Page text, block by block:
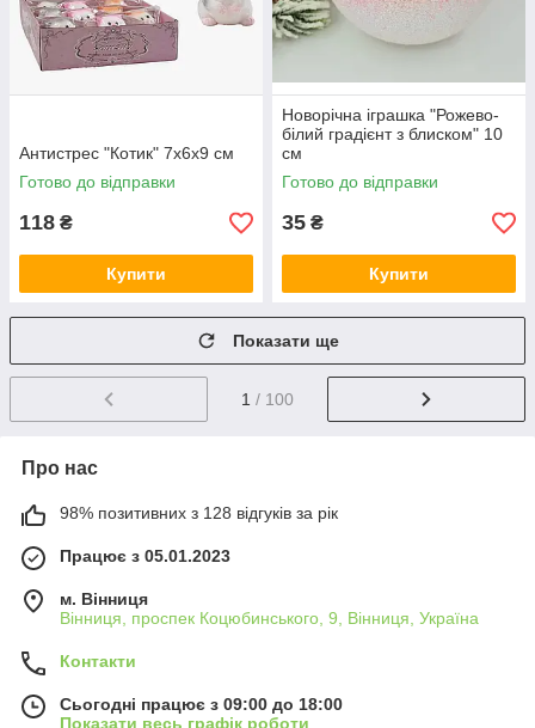
Антистрес "Котик" 7х6х9 см
Готово до відправки
118 ₴
Купити
Новорічна іграшка "Рожево-
білий градієнт з блиском" 10
см
Готово до відправки
35 ₴
Купити
Показати ще
1 / 100
Про нас
98% позитивних з 128 відгуків за рік
Працює з 05.01.2023
м. Вінниця
Вінниця, проспек Коцюбинського, 9, Вінниця, Україна
Контакти
Сьогодні працює з 09:00 до 18:00
Показати весь графік роботи